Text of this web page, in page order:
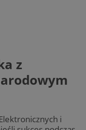
z
i